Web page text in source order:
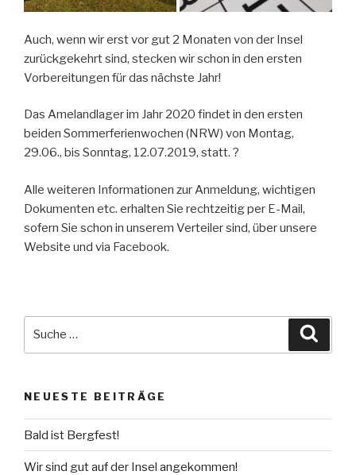
Auch, wenn wir erst vor gut 2 Monaten von der Insel
zurückgekehrt sind, stecken wir schon in den ersten
Vorbereitungen für das nächste Jahr!
Das Amelandlager im Jahr 2020 findet in den ersten
beiden Sommerferienwochen (NRW) von Montag,
29.06., bis Sonntag, 12.07.2019, statt. ?
Alle weiteren Informationen zur Anmeldung, wichtigen
Dokumenten etc. erhalten Sie rechtzeitig per E-Mail,
sofern Sie schon in unserem Verteiler sind, über unsere
Website und via Facebook.
NEUESTE BEITRÄGE
Bald ist Bergfest!
Wir sind gut auf der Insel angekommen!